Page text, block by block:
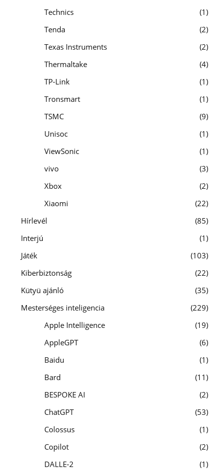
Technics
1
Tenda
2
Texas Instruments
2
Thermaltake
4
TP-Link
1
Tronsmart
1
TSMC
9
Unisoc
1
ViewSonic
1
vivo
3
Xbox
2
Xiaomi
22
Hírlevél
85
Interjú
1
Játék
103
Kiberbiztonság
22
Kütyü ajánló
35
Mesterséges inteligencia
229
Apple Intelligence
19
AppleGPT
6
Baidu
1
Bard
11
BESPOKE AI
2
ChatGPT
53
Colossus
1
Copilot
2
DALLE-2
1